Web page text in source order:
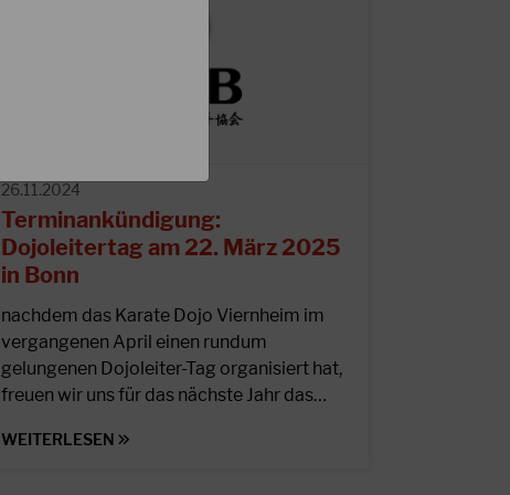
26.11.2024
Terminankündigung:
Dojoleitertag am 22. März 2025
in Bonn
nachdem das Karate Dojo Viernheim im
vergangenen April einen rundum
gelungenen Dojoleiter-Tag organisiert hat,
freuen wir uns für das nächste Jahr das…
WEITERLESEN